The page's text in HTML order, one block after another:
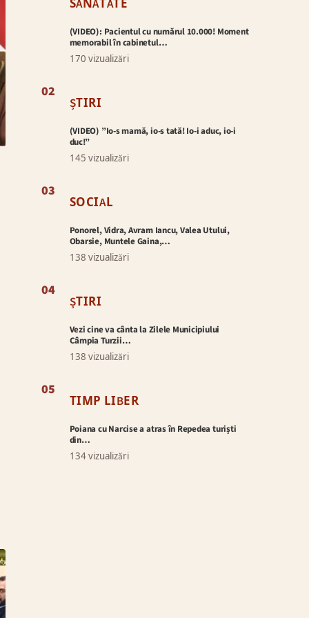
SĂNĂTATE
(VIDEO): Pacientul cu numărul 10.000! Moment
memorabil în cabinetul…
170 vizualizări
02
ȘTIRI
(VIDEO) ”Io-s mamă, io-s tată! Io-i aduc, io-i
duc!”
145 vizualizări
03
SOCIAL
Ponorel, Vidra, Avram Iancu, Valea Utului,
Obarsie, Muntele Gaina,…
138 vizualizări
04
ȘTIRI
Vezi cine va cânta la Zilele Municipiului
Câmpia Turzii…
138 vizualizări
05
TIMP LIBER
Poiana cu Narcise a atras în Repedea turiști
din…
134 vizualizări